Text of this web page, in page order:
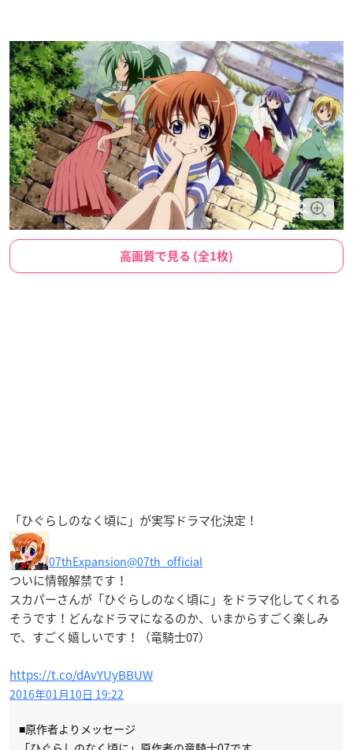
高画質で見る (全1枚)
「ひぐらしのなく頃に」が実写ドラマ化決定！
07thExpansion@07th_official
ついに情報解禁です！
スカパーさんが「ひぐらしのなく頃に」をドラマ化してくれる
そうです！どんなドラマになるのか、いまからすごく楽しみ
で、すごく嬉しいです！（竜騎士07）
https://t.co/dAvYUyBBUW
2016年01月10日 19:22
■原作者よりメッセージ